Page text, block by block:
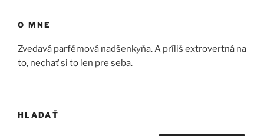
O MNE
Zvedavá parfémová nadšenkyňa. A príliš extrovertná na
to, nechať si to len pre seba.
HLADAŤ